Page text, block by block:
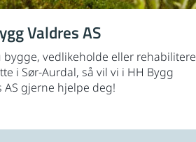
Valdres AS
bygge, vedlikeholde eller rehabilitere
i Sør-Aurdal, så vil vi i HH Bygg
AS gjerne hjelpe deg!